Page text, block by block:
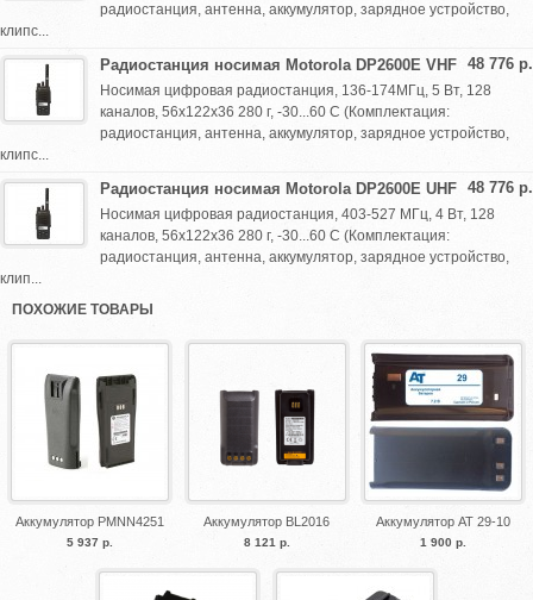
радиостанция, антенна, аккумулятор, зарядное устройство,
клипс...
48 776 р.
Радиостанция носимая Motorola DP2600E VHF
Носимая цифровая радиостанция, 136-174МГц, 5 Вт, 128
каналов, 56х122х36 280 г, -30...60 С (Комплектация:
радиостанция, антенна, аккумулятор, зарядное устройство,
клипс...
48 776 р.
Радиостанция носимая Motorola DP2600E UHF
Носимая цифровая радиостанция, 403-527 МГц, 4 Вт, 128
каналов, 56х122х36 280 г, -30...60 С (Комплектация:
радиостанция, антенна, аккумулятор, зарядное устройство,
клип...
ПОХОЖИЕ ТОВАРЫ
Аккумулятор PMNN4251
5 937 р.
Аккумулятор BL2016
8 121 р.
Аккумулятор AT 29-10
1 900 р.